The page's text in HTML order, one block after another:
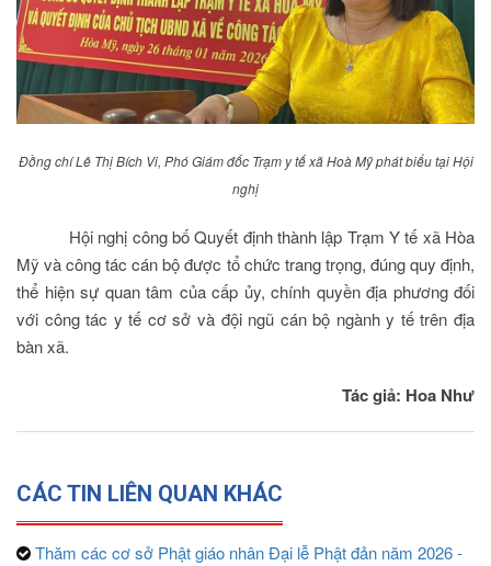
Đồng chí Lê Thị Bích Vi, Phó Giám đốc Trạm y tế xã Hoà Mỹ phát biểu tại Hội
nghị
Hội nghị công bố Quyết định thành lập Trạm Y tế xã Hòa
Mỹ và công tác cán bộ được tổ chức trang trọng, đúng quy định,
thể hiện sự quan tâm của cấp ủy, chính quyền địa phương đối
với công tác y tế cơ sở và đội ngũ cán bộ ngành y tế trên địa
bàn xã.
Tác giả: Hoa Như
CÁC TIN LIÊN QUAN KHÁC
Thăm các cơ sở Phật giáo nhân Đại lễ Phật đản năm 2026 -